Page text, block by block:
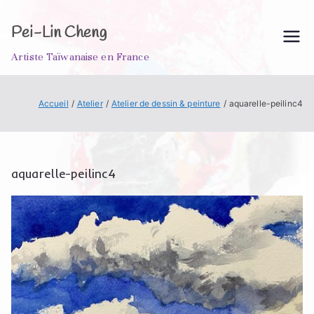
contenu
Pei-Lin Cheng
Artiste Taïwanaise en France
Accueil Atelier Atelier de dessin & peinture aquarelle-peilinc4
aquarelle-peilinc4